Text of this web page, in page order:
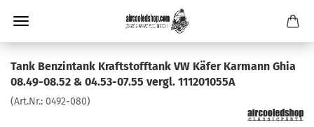
Tank Benzintank Kraftstofftank VW Käfer Karmann Ghia
08.49-08.52 & 04.53-07.55 vergl. 111201055A
(Art.Nr.: 0492-080)